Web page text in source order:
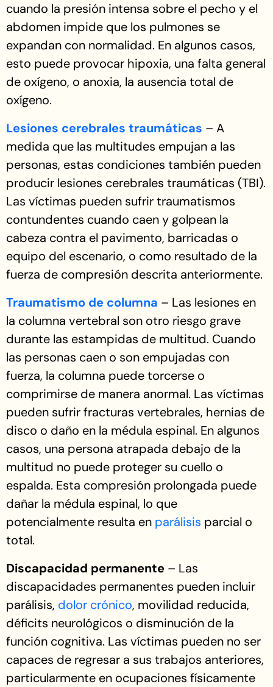
cuando la presión intensa sobre el pecho y el
abdomen impide que los pulmones se
expandan con normalidad. En algunos casos,
esto puede provocar hipoxia, una falta general
de oxígeno, o anoxia, la ausencia total de
oxígeno.
Lesiones cerebrales traumáticas – A
medida que las multitudes empujan a las
personas, estas condiciones también pueden
producir lesiones cerebrales traumáticas (TBI).
Las víctimas pueden sufrir traumatismos
contundentes cuando caen y golpean la
cabeza contra el pavimento, barricadas o
equipo del escenario, o como resultado de la
fuerza de compresión descrita anteriormente.
Traumatismo de columna – Las lesiones en
la columna vertebral son otro riesgo grave
durante las estampidas de multitud. Cuando
las personas caen o son empujadas con
fuerza, la columna puede torcerse o
comprimirse de manera anormal. Las víctimas
pueden sufrir fracturas vertebrales, hernias de
disco o daño en la médula espinal. En algunos
casos, una persona atrapada debajo de la
multitud no puede proteger su cuello o
espalda. Esta compresión prolongada puede
dañar la médula espinal, lo que
potencialmente resulta en parálisis parcial o
total.
Discapacidad permanente – Las
discapacidades permanentes pueden incluir
parálisis, dolor crónico, movilidad reducida,
déficits neurológicos o disminución de la
función cognitiva. Las víctimas pueden no ser
capaces de regresar a sus trabajos anteriores,
particularmente en ocupaciones físicamente